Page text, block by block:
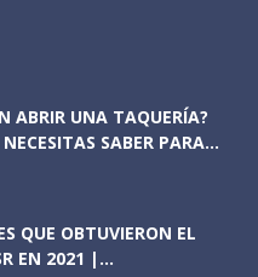
ABRIR UNA TAQUERÍA?
SABER PARA...
QUE OBTUVIERON EL
EN 2021 |...